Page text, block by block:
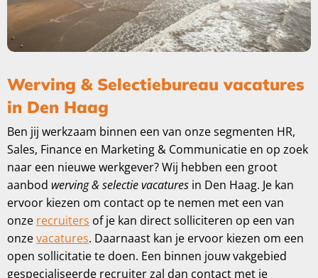
Werving & Selectiebureau vacatures
in Den Haag
Ben jij werkzaam binnen een van onze segmenten HR,
Sales, Finance en Marketing & Communicatie en op zoek
naar een nieuwe werkgever? Wij hebben een groot
aanbod werving & selectie vacatures in Den Haag. Je kan
ervoor kiezen om contact op te nemen met een van
onze recruiters of je kan direct solliciteren op een van
onzevacatures. Daarnaast kan je ervoor kiezen om een
open sollicitatie te doen. Een binnen jouw vakgebied
gespecialiseerde recruiter zal dan contact met je